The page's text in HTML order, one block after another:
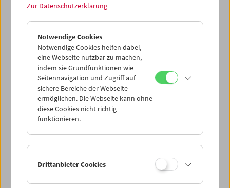
Mo 18.1.
Di 19.1.
Mi 20.1.
Do 21.1.
Sa 23.1.
Zur Datenschutzerklärung
Notwendige Cookies
Notwendige Cookies helfen dabei,
eine Webseite nutzbar zu machen,
indem sie Grundfunktionen wie
Seitennavigation und Zugriff auf
sichere Bereiche der Webseite
ermöglichen. Die Webseite kann ohne
diese Cookies nicht richtig
funktionieren.
Drittanbieter Cookies